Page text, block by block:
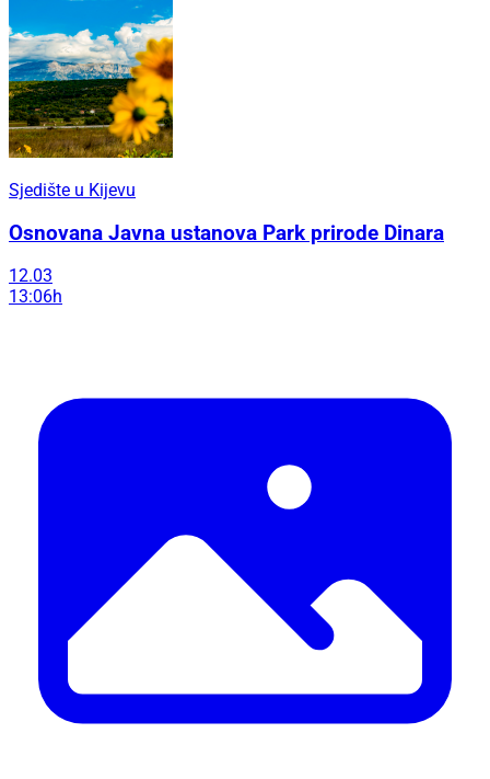
Sjedište u Kijevu
Osnovana Javna ustanova Park prirode Dinara
12.03
13:06h